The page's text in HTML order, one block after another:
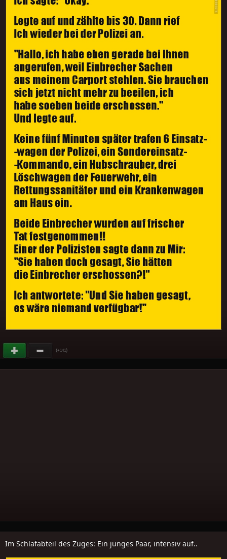
(+141)
Im Schlafabteil des Zuges: Ein junges Paar, intensiv auf..